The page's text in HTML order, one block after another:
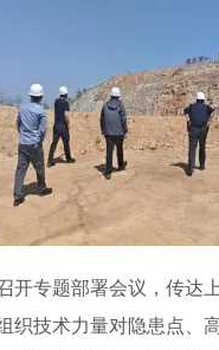
开专题部署会议，传达
织技术力量对隐患点、